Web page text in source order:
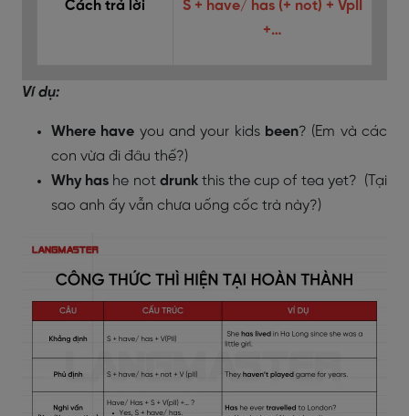
Cách trả lời
S + have/ has (+ not) + VpII
+…
Ví dụ:
Where have you and your kidsbeen? (Em và các
con vừa đi đâu thế?)
Why has he not drunkthis the cup of tea yet? (Tại
sao anh ấy vẫn chưa uống cốc trà này?)